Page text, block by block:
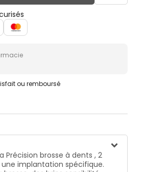
ou remboursé
Précision brosse à dents , 2
implantation spécifique.